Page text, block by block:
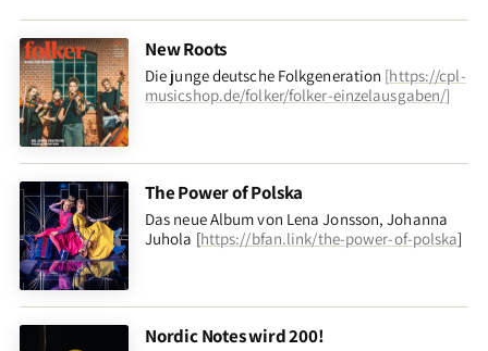
New Roots
Die junge deutsche Folkgeneration [https://cpl-
musicshop.de/folker/folker-einzelausgaben/]
The Power of Polska
Das neue Album von Lena Jonsson, Johanna
Juhola [https://bfan.link/the-power-of-polska]
Nordic Notes wird 200!